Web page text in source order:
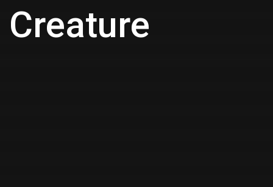
Creature